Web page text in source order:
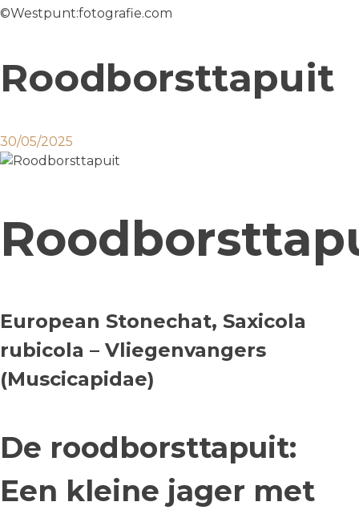
©Westpunt:fotografie.com
Roodborsttapuit
30/05/2025
European Stonechat, Saxicola
rubicola – Vliegenvangers
(Muscicapidae)
De roodborsttapuit:
Een kleine jager met